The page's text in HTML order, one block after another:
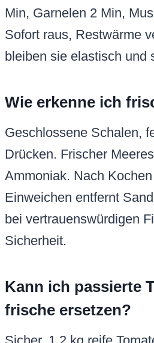
Min, Garnelen 2 Min,
Sofort raus, Restwärme
bleiben sie elastisch und
Wie erkenne ich
Geschlossene Schalen,
Drücken. Frischer
Ammoniak. Nach
Einweichen entfernt
bei vertrauenswürdigen
Sicherheit.
Kann ich passierte
frische ersetzen?